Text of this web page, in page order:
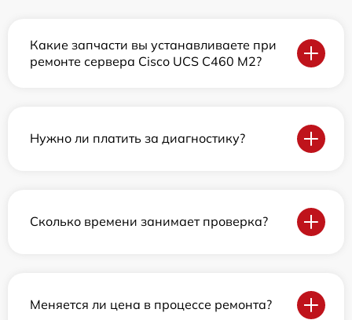
Какие запчасти вы устанавливаете при
ремонте сервера Cisco UCS C460 M2?
Нужно ли платить за диагностику?
Сколько времени занимает проверка?
Меняется ли цена в процессе ремонта?